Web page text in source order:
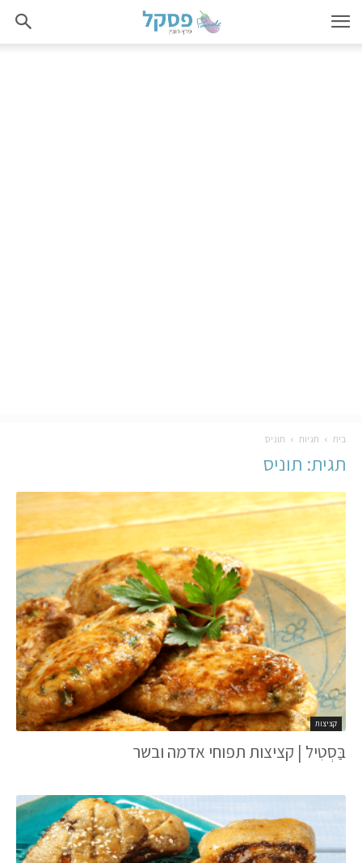
בית תגיות תוניס
תגית: תוניס
קציצות
בַּסְטִיל | קציצות תפוחי אדמה ובשר